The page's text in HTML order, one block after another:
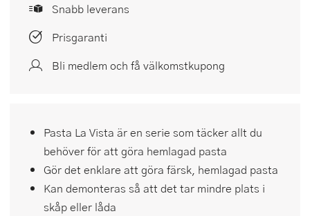
Snabb leverans
Prisgaranti
Bli medlem och få välkomstkupong
Pasta La Vista är en serie som täcker allt du
behöver för att göra hemlagad pasta
Gör det enklare att göra färsk, hemlagad pasta
Kan demonteras så att det tar mindre plats i
skåp eller låda